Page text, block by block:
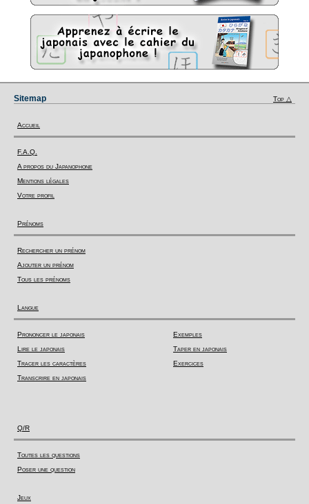
Sitemap Top △
Accueil
F.A.Q.
A propos du Japanophone
Mentions légales
Votre profil
Prénoms
Rechercher un prénom
Ajouter un prénom
Tous les prénoms
Langue
Prononcer le japonais
Lire le japonais
Tracer les caractères
Transcrire en japonais
Exemples
Taper en japonais
Exercices
Q/R
Toutes les questions
Poser une question
Jeux